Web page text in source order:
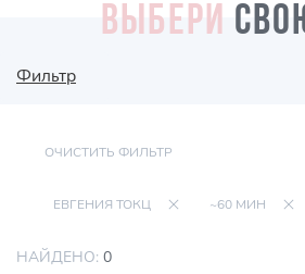
ВЫБЕРИ
Фильтр
ОЧИСТИТЬ ФИЛЬТР
ЕВГЕНИЯ ТОКЦ ~60 МИН
НАЙДЕНО: 0